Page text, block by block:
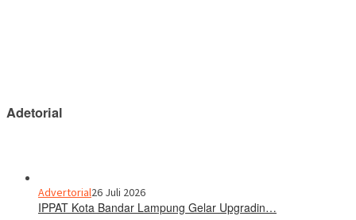
Adetorial
Advertorial26 Juli 2026
IPPAT Kota Bandar Lampung Gelar Upgradin…